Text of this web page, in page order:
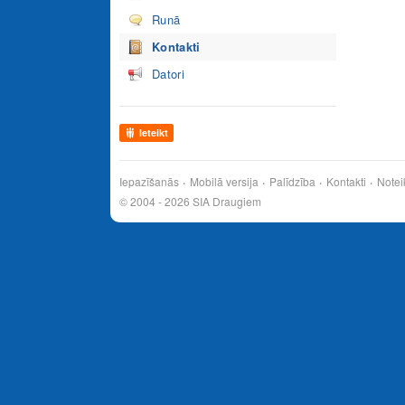
Runā
Kontakti
Datori
Ieteikt
Iepazīšanās Mobilā versija Palīdzība Kontakti
© 2004 - 2026 SIA Draugiem